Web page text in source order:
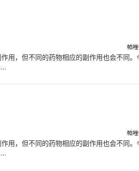
帕
用，但不同的药物相应的副作用也会不同。
帕
用，但不同的药物相应的副作用也会不同。